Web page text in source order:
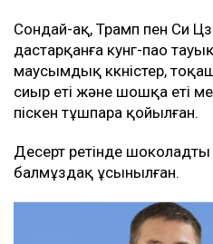
Сондай-ақ, Трамп пен Си
дастарқанға кунг-пао
маусымдық көкөністер,
сиыр еті және шошқа еті
піскен тұшпара қойылған.
Десерт ретінде
балмұздақ ұсынылған.